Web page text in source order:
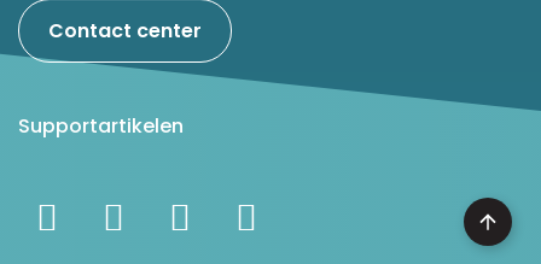
Contact center
Supportartikelen